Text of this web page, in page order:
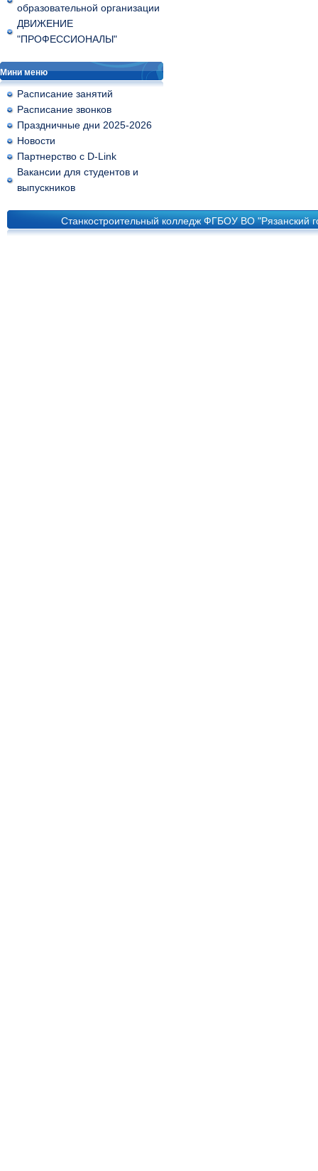
образовательной организации
ДВИЖЕНИЕ
"ПРОФЕССИОНАЛЫ"
Мини меню
Расписание занятий
Расписание звонков
Праздничные дни 2025-2026
Новости
Партнерство с D-Link
Вакансии для студентов и
выпускников
Станкостроительный колледж ФГБОУ ВО "Рязанский